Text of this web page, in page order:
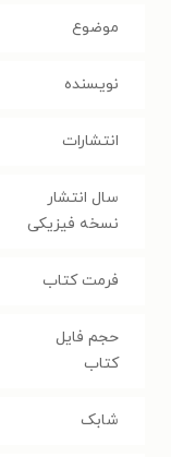
موضوع
نویسنده
انتشارات
سال انتشار
نسخه فیزیکی
فرمت کتاب
حجم فایل
کتاب
شابک